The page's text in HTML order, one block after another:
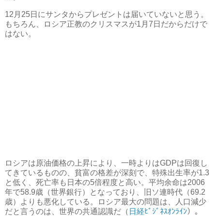
12月25日にサンタからプレゼントは届いていないと思う。
もちろん、ロシア正教のクリスマスが1月7日だからだけで
はない。
ロシアは原油価格の上昇により、一時よりはGDPは回復し
てきているものの、貧富の格差が深刻で、特殊出生率が1.3
と低く、死亡率も日本の5倍程度と高い。平均余命は2006
年で58.9歳（世界銀行）となっており、旧ソ連時代（69.2
歳）よりも悪化している。ロシア最大の問題は、人口減少
だと言うのは、世界の共通認識だ（ 日経ﾋﾞｼﾞﾈｽｵﾝﾗｲﾝ）。